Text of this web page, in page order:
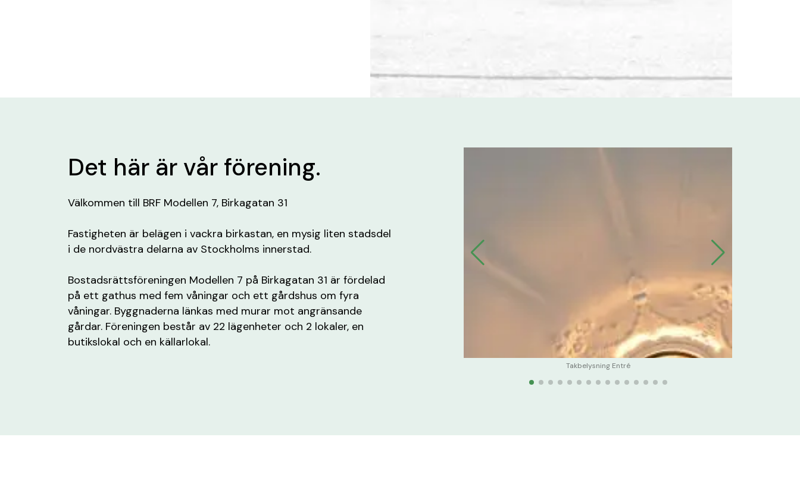
Det här är vår förening.
Välkommen till BRF Modellen 7, Birkagatan 31
Fastigheten är belägen i vackra birkastan, en mysig liten stadsdel
i de nordvästra delarna av Stockholms innerstad.
Bostadsrättsföreningen Modellen 7 på Birkagatan 31 är fördelad
på ett gathus med fem våningar och ett gårdshus om fyra
våningar. Byggnaderna länkas med murar mot angränsande
gårdar. Föreningen består av 22 lägenheter och 2 lokaler, en
butikslokal och en källarlokal.
Takbelysning Entré